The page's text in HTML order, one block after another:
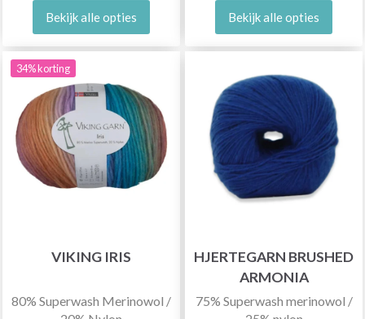
Bekijk alle opties Bekijk alle opties
34% korting
VIKING IRIS
80% Superwash Merinowol /
HJERTEGARN BRUSHED
ARMONIA
75% Superwash merinowol /